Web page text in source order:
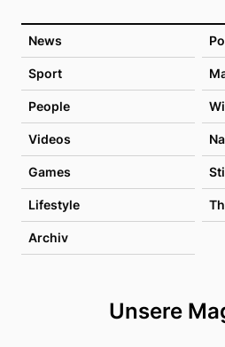
News
Sport
People
Videos
Games
Lifestyle
Archiv
Unsere